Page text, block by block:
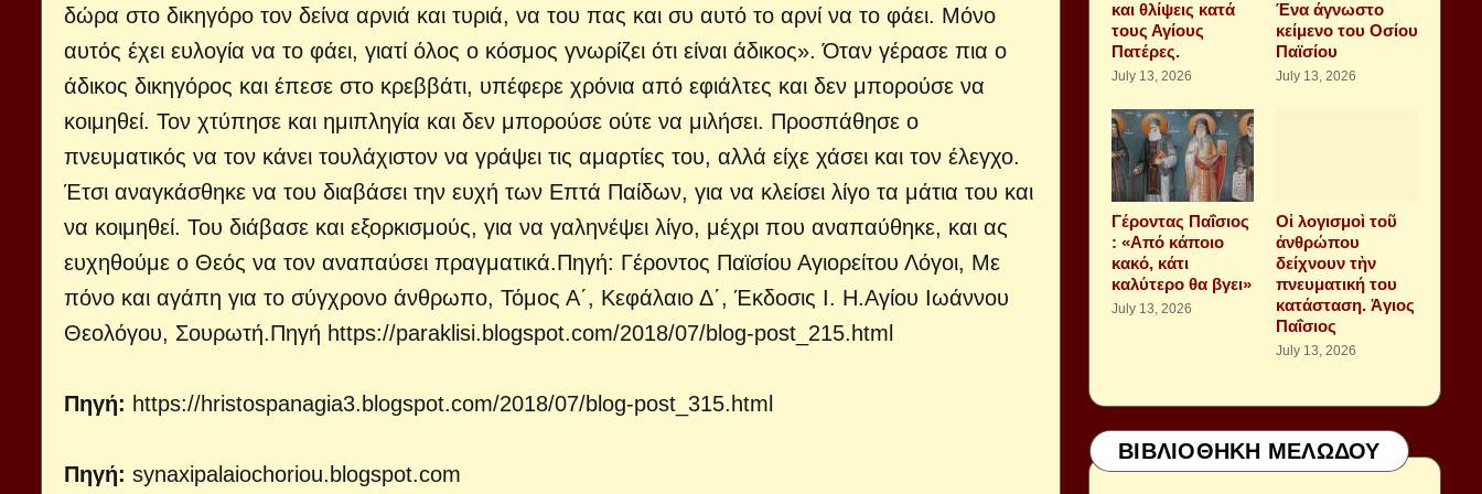
δώρα στο δικηγόρο τον δείνα αρνιά και τυριά, να του πας και συ αυτό το αρνί να το φάει. Μόνο
αυτός έχει ευλογία να το φάει, γιατί όλος ο κόσμος γνωρίζει ότι είναι άδικος». Όταν γέρασε πια ο
άδικος δικηγόρος και έπεσε στο κρεββάτι, υπέφερε χρόνια από εφιάλτες και δεν μπορούσε να
κοιμηθεί. Τον χτύπησε και ημιπληγία και δεν μπορούσε ούτε να μιλήσει. Προσπάθησε ο
πνευματικός να τον κάνει τουλάχιστον να γράψει τις αμαρτίες του, αλλά είχε χάσει και τον έλεγχο.
Έτσι αναγκάσθηκε να του διαβάσει την ευχή των Επτά Παίδων, για να κλείσει λίγο τα μάτια του και
να κοιμηθεί. Του διάβασε και εξορκισμούς, για να γαληνέψει λίγο, μέχρι που αναπαύθηκε, και ας
ευχηθούμε ο Θεός να τον αναπαύσει πραγματικά.Πηγή: Γέροντος Παϊσίου Αγιορείτου Λόγοι, Με
πόνο και αγάπη για το σύγχρονο άνθρωπο, Τόμος Α΄, Κεφάλαιο Δ΄, Έκδοσις Ι. Η.Αγίου Ιωάννου
Θεολόγου, Σουρωτή.Πηγή https://paraklisi.blogspot.com/2018/07/blog-post_215.html
Πηγή: https://hristospanagia3.blogspot.com/2018/07/blog-post_315.html
Πηγή: synaxipalaiochoriou.blogspot.com
και θλίψεις κατά
τους Αγίους
Πατέρες.
July 13, 2026
Ένα άγνωστο
κείμενο του Οσίου
Παϊσίου
July 13, 2026
Γέροντας Παΐσιος
: «Από κάποιο
κακό, κάτι
καλύτερο θα βγει»
July 13, 2026
Οἱ λογισμοὶ τοῦ
ἀνθρώπου
δείχνουν τὴν
πνευματική του
κατάσταση. Ἁγιος
Παΐσιος
July 13, 2026
ΒΙΒΛΙΟΘΗΚΗ ΜΕΛΩΔΟΥ